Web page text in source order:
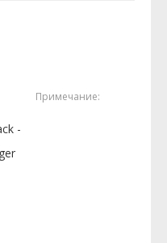
Примечание:
-